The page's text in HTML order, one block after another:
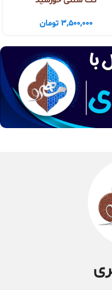
3,500,000 تومان